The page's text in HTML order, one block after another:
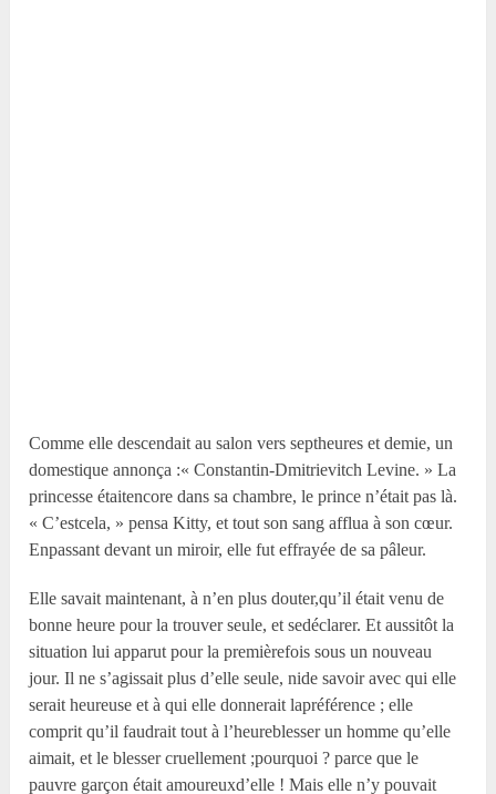
Comme elle descendait au salon vers septheures et demie, un
domestique annonça :« Constantin-Dmitrievitch Levine. » La
princesse étaitencore dans sa chambre, le prince n’était pas là.
« C’estcela, » pensa Kitty, et tout son sang afflua à son cœur.
Enpassant devant un miroir, elle fut effrayée de sa pâleur.
Elle savait maintenant, à n’en plus douter,qu’il était venu de
bonne heure pour la trouver seule, et sedéclarer. Et aussitôt la
situation lui apparut pour la premièrefois sous un nouveau
jour. Il ne s’agissait plus d’elle seule, nide savoir avec qui elle
serait heureuse et à qui elle donnerait lapréférence ; elle
comprit qu’il faudrait tout à l’heureblesser un homme qu’elle
aimait, et le blesser cruellement ;pourquoi ? parce que le
pauvre garçon était amoureuxd’elle ! Mais elle n’y pouvait